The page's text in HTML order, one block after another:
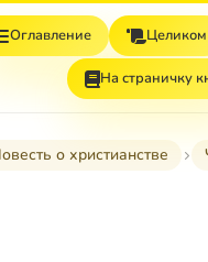
Оглавление Целиком
На страничку
о христианстве